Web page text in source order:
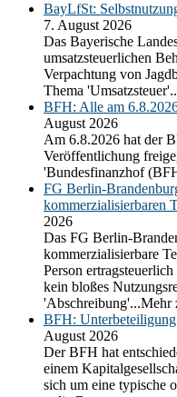
BayLfSt:
7. August 2026
Das Bayerische
umsatzsteuerlichen
Verpachtung von
Thema
BFH: Alle am
August 2026
Am 6.8.2026 hat der
Veröffentlichung
'Bundesfinanzhof
FG Berlin-
kommerzialisierbaren
2026
Das FG Berlin-
kommerzialisierbare
Person
kein bloßes
'Abschreibung'...Mehr
BFH:
August 2026
Der BFH hat
einem
sich um eine typische